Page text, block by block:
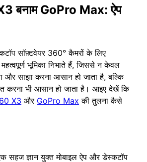
बनाम GoPro Max: ऐप
सॉफ़्टवेयर 360° कैमरों के लिए
भूमिका निभाते हैं, जिससे न केवल
और साझा करना आसान हो जाता है, बल्कि
करना भी आसान हो जाता है। आइए देखें कि
X3 और GoPro Max की तुलना कैसे
सहज ज्ञान युक्त मोबाइल ऐप और डेस्कटॉप